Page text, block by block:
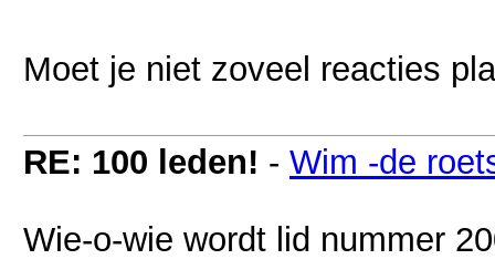
Moet je niet zoveel reacties
RE: 100 leden! - Wim -de
Wie-o-wie wordt lid nummer